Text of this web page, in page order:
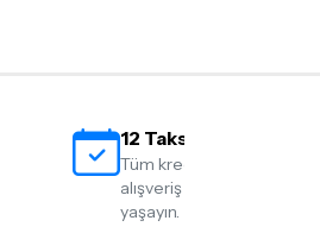
12 Taksit İmkanı
Tüm kredi kartlarına 12
alışveriş yapmanın
yaşayın.